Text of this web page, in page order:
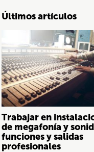
Últimos artículos
Trabajar en
de megafonía y
funciones y salidas
profesionales